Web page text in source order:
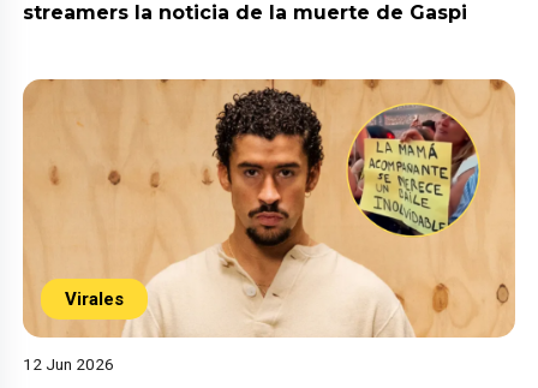
streamers la noticia de la muerte de Gaspi
Virales
12 Jun 2026